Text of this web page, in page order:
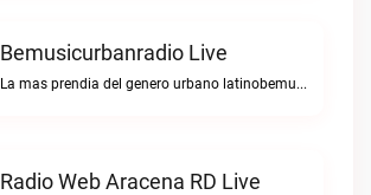
Bemusicurbanradio Live
La mas prendia del genero urbano latinobemusicurbanradio live
Radio Web Aracena RD Live